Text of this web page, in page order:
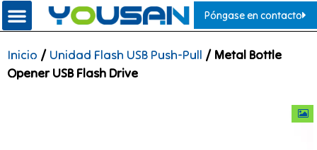
Póngase en contacto
Inicio / Unidad Flash USB Push-Pull / Metal Bottle
Opener USB Flash Drive